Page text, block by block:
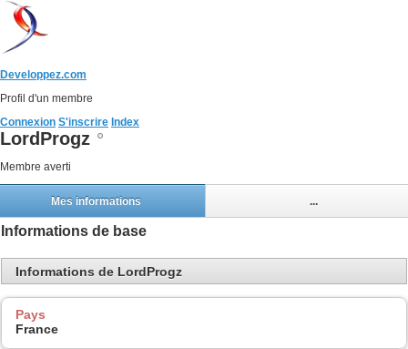
Developpez.com
Profil d'un membre
Connexion S'inscrire Index
LordProgz
Membre averti
Mes informations ...
Informations de base
Informations de LordProgz
Pays
France